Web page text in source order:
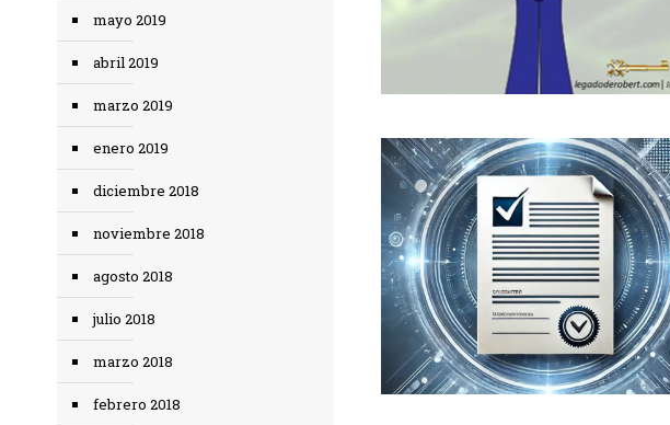
mayo 2019
abril 2019
marzo 2019
enero 2019
diciembre 2018
noviembre 2018
agosto 2018
julio 2018
marzo 2018
febrero 2018